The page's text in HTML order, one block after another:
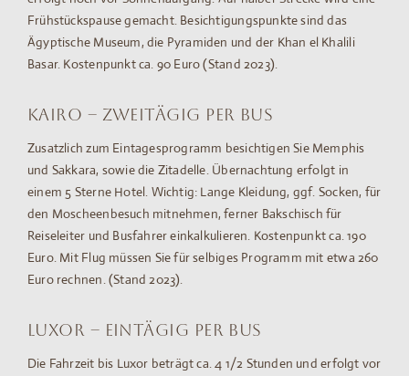
Frühstückspause gemacht. Besichtigungspunkte sind das
Ägyptische Museum, die Pyramiden und der Khan el Khalili
Basar. Kostenpunkt ca. 90 Euro (Stand 2023).
Kairo – zweitägig per Bus
Zusatzlich zum Eintagesprogramm besichtigen Sie Memphis
und Sakkara, sowie die Zitadelle. Übernachtung erfolgt in
einem 5 Sterne Hotel. Wichtig: Lange Kleidung, ggf. Socken, für
den Moscheenbesuch mitnehmen, ferner Bakschisch für
Reiseleiter und Busfahrer einkalkulieren. Kostenpunkt ca. 190
Euro. Mit Flug müssen Sie für selbiges Programm mit etwa 260
Euro rechnen. (Stand 2023).
Luxor – eintägig per Bus
Die Fahrzeit bis Luxor beträgt ca. 4 1/2 Stunden und erfolgt vor